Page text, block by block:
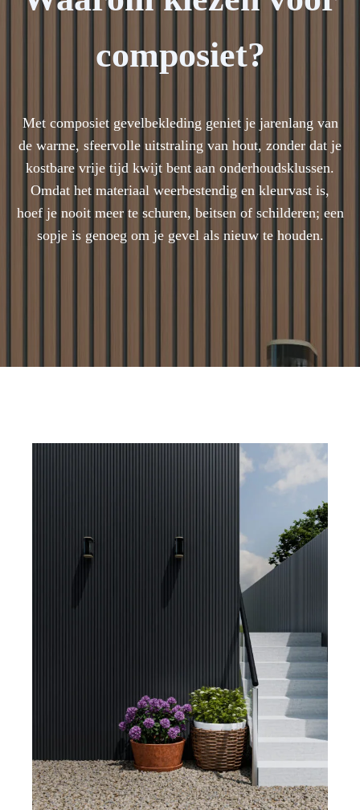
composiet?
Met composiet gevelbekleding geniet je jarenlang van
de warme, sfeervolle uitstraling van hout, zonder dat je
kostbare vrije tijd kwijt bent aan onderhoudsklussen.
Omdat het materiaal weerbestendig en kleurvast is,
hoef je nooit meer te schuren, beitsen of schilderen; een
sopje is genoeg om je gevel als nieuw te houden.